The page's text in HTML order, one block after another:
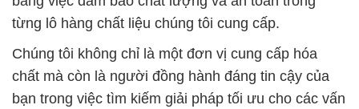
từng lô hàng chất liệu chúng tôi cung cấp.
Chúng tôi không chỉ là một đơn vị cung cấp hóa
chất mà còn là người đồng hành đáng tin cậy của
bạn trong việc tìm kiếm giải pháp tối ưu cho các vấn